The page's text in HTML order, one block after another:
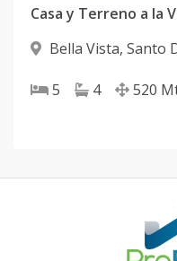
Casa y Terreno a la
Bella Vista, Santo
5 4 520